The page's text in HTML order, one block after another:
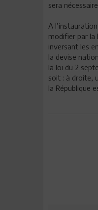
sera
A
modifier par la
inversant les
la devise
la loi du 2
soit : à droite,
la République